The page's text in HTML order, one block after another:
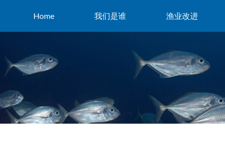
Home 我们是谁 渔业改进